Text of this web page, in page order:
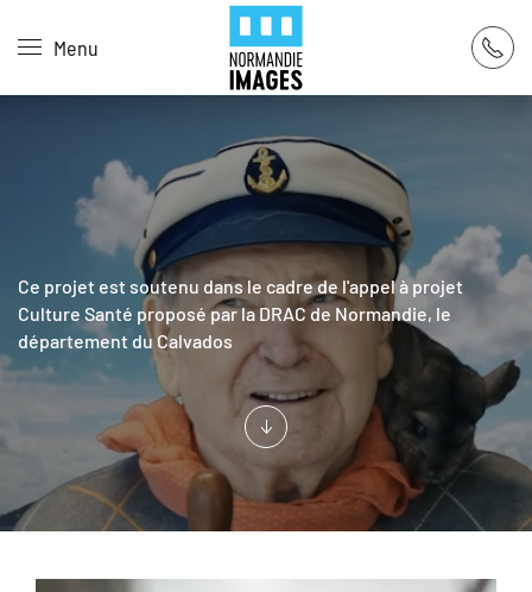
Skip to main content
Menu
Ce projet est soutenu dans le cadre de l'appel à projet
Culture Santé proposé par la DRAC de Normandie, le
département du Calvados
Panneau de gestion des cookies